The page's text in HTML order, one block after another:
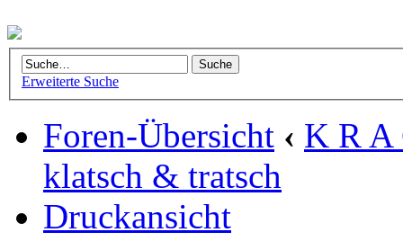
Erweiterte Suche
Foren-Übersicht ‹ K R A
klatsch & tratsch
Druckansicht